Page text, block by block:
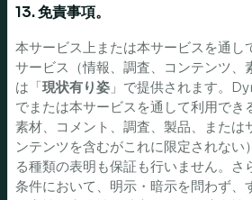
13. 免責事項。
本サービス上または本サービスを通し
サービス（情報、調査、コンテンツ、
は「現状有り姿 」で提供されます。
でまたは本サービスを通して利用でき
素材、コメント、調査、製品、または
ンテンツを含むがこれに限定されない
る種類の表明も保証も行いません。
条件において、明示・暗示を問わず、